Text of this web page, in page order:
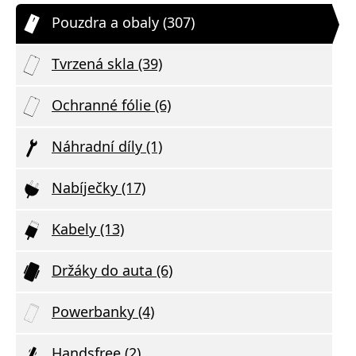
Pouzdra a obaly (307)
Tvrzená skla (39)
Ochranné fólie (6)
Náhradní díly (1)
Nabíječky (17)
Kabely (13)
Držáky do auta (6)
Powerbanky (4)